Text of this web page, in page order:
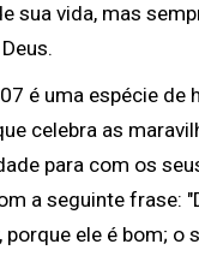
sua vida, mas
é uma espécie de
celebra as
para com os
a seguinte frase:
porque ele é bom; o